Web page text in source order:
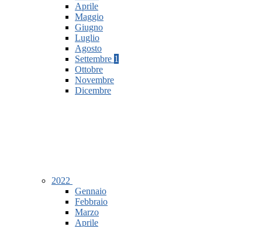
Aprile
Maggio
Giugno
Luglio
Agosto
Settembre 1
Ottobre
Novembre
Dicembre
2022
Gennaio
Febbraio
Marzo
Aprile